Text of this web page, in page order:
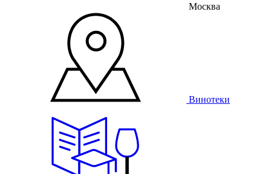
Москва
Винотеки